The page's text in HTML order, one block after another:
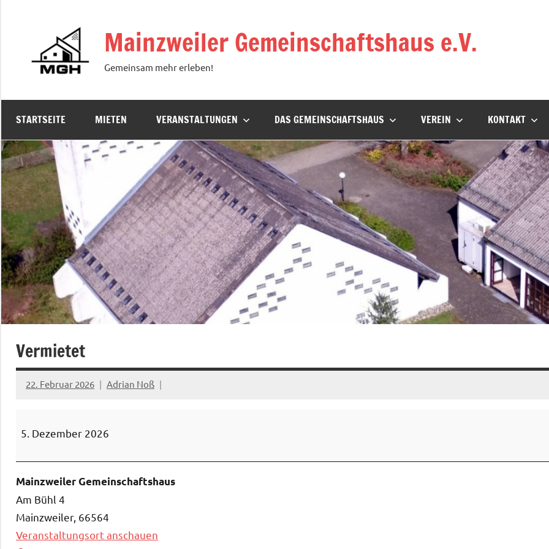
Mainzweiler Gemeinschaftshaus e.V.
Gemeinsam mehr erleben!
STARTSEITE MIETEN VERANSTALTUNGEN DAS GEMEINSCHAFTSHAUS VEREIN KONTAKT
Vermietet
22. Februar 2026 Adrian Noß
5. Dezember 2026
Mainzweiler Gemeinschaftshaus
Am Bühl 4
Mainzweiler, 66564
Veranstaltungsort anschauen